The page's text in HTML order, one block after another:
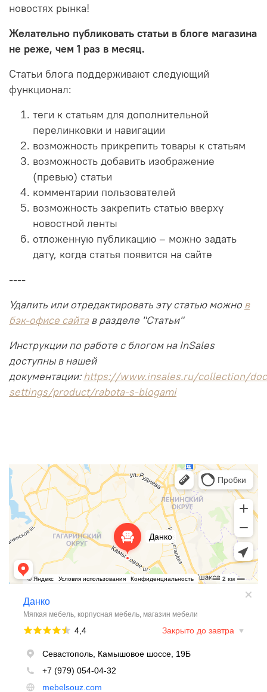
новостях рынка!
Желательно публиковать статьи в блоге магазина
не реже, чем 1 раз в месяц.
Статьи блога поддерживают следующий
функционал:
теги к статьям для дополнительной
перелинковки и навигации
возможность прикрепить товары к статьям
возможность добавить изображение
(превью) статьи
комментарии пользователей
возможность закрепить статью вверху
новостной ленты
отложенную публикацию – можно задать
дату, когда статья появится на сайте
----
Удалить или отредактировать эту статью можно в
бэк-офисе сайтав разделе "Статьи"
Инструкции по работе с блогом на InSales
доступны в нашей
документации:https://www.insales.ru/collection/
settings/product/rabota-s-blogami